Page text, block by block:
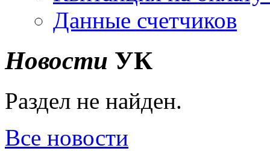
Данные счетчиков
Новости УК
Раздел не найден.
Все новости